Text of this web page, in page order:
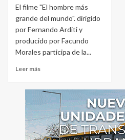
El filme "El hombre más
grande del mundo". dirigido
por Fernando Arditi y
producido por Facundo
Morales participa de la...
Leer más